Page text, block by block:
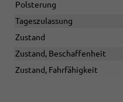
Polsterung
Tageszulassung
Zustand
Zustand, Beschaffenheit
Zustand, Fahrfähigkeit